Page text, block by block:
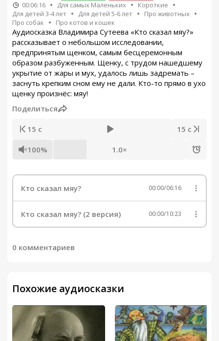
00:06:16 Для самых Маленьких
Короткие
Для детей 3-4 лет
Для детей 5-6 лет
Про животных
Про собак
Про котов и кошек
Аудиосказка Владимира Сутеева «Кто сказал мяу?»
рассказывает о небольшом исследовании,
предпринятым щенком, самым бесцеремонным
образом разбуженным. Щенку, с трудом нашедшему
укрытие от жары и мух, удалось лишь задремать –
заснуть крепким сном ему не дали. Кто-то прямо в ухо
щенку произнёс: мяу!
Поделиться
15 с 15 с
100% 1.0×
Кто сказал мяу? 00:00/06:16
Кто сказал мяу? (2 версия) 00:00/10:23
0 комментариев
Похожие аудиосказки